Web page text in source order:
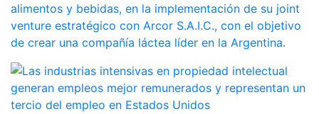
alimentos y bebidas, en la implementación de su joint
venture estratégico con Arcor S.A.I.C., con el objetivo
de crear una compañía láctea líder en la Argentina.